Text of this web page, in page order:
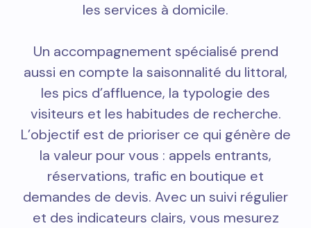
les services à domicile.
Un accompagnement spécialisé prend
aussi en compte la saisonnalité du littoral,
les pics d’affluence, la typologie des
visiteurs et les habitudes de recherche.
L’objectif est de prioriser ce qui génère de
la valeur pour vous : appels entrants,
réservations, trafic en boutique et
demandes de devis. Avec un suivi régulier
et des indicateurs clairs, vous mesurez